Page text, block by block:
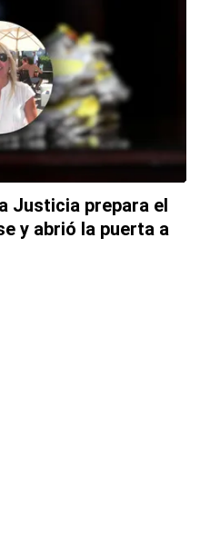
Justicia prepara el
y abrió la puerta a